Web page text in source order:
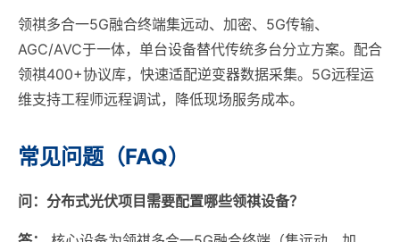
领祺多合一5G融合终端集远动、加密、5G传输、
AGC/AVC于一体，单台设备替代传统多台分立方案。配合
领祺400+协议库，快速适配逆变器数据采集。5G远程运
维支持工程师远程调试，降低现场服务成本。
常见问题（FAQ）
问：分布式光伏项目需要配置哪些领祺设备？